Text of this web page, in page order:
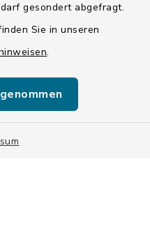
gesondert abgefragt.
Sie in unseren
.